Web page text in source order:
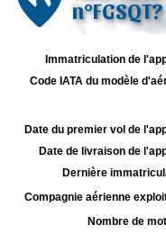
n°FGSQT?
Immatriculation de
Code IATA du modèle
Date du premier vol de
Date de livraison de
Dernière
Compagnie aérienne
Nombre de